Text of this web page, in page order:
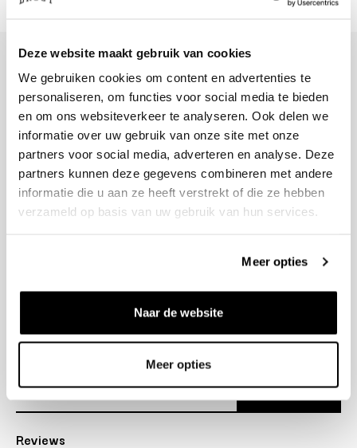
Deze website maakt gebruik van cookies
We gebruiken cookies om content en advertenties te
personaliseren, om functies voor social media te bieden
en om ons websiteverkeer te analyseren. Ook delen we
informatie over uw gebruik van onze site met onze
partners voor social media, adverteren en analyse. Deze
partners kunnen deze gegevens combineren met andere
informatie die u aan ze heeft verstrekt of die ze hebben
verzameld op basis van uw gebruik van hun services.
Meer opties
Naar de website
Meer opties
+31 23 205 2006
info@bruut.nl
Contact Formulier
Open 11:00 - 18:00
OPENINGSTIJDEN
Over ons
Reviews